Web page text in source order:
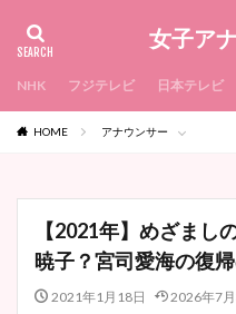
女子ア
NHK フジテレビ 日本テレビ
HOME アナウンサー
【2021年】めざまし
暁子？宮司愛海の復
2021年1月18日 2026年7